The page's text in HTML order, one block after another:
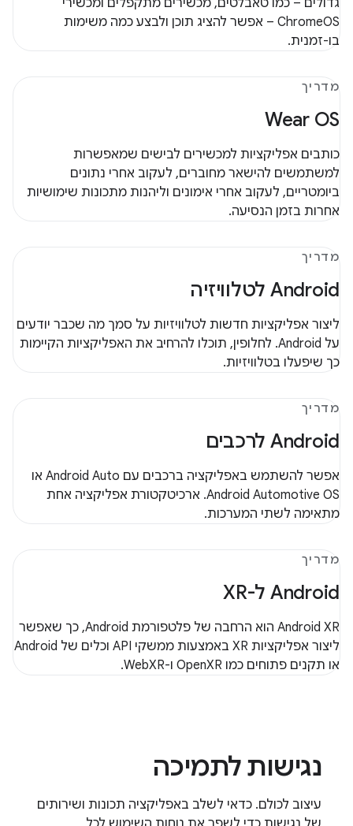
גדולים – כמו טאבלטים, מכשירים מתקפלים ומכשירי
ChromeOS – אפשר להציג תוכן ולבצע כמה משימות
בו-זמנית.
מדריך
Wear OS
כותבים אפליקציות למכשירים לבישים שמאפשרות
למשתמשים להישאר מחוברים, לעקוב אחרי נתונים
ביומטריים, לעקוב אחרי אימונים וליהנות מתכונות שימושיות
אחרות בזמן הנסיעה.
מדריך
Android לטלוויזיה
ליצור אפליקציות חדשות לטלוויזיות על סמך מה שכבר יודעים
על Android. לחלופין, תוכלו להרחיב את האפליקציות הקיימות
כך שיפעלו בטלוויזיות.
מדריך
‫Android לרכבים
אפשר להשתמש באפליקציה ברכבים עם Android Auto או
Android Automotive OS. ארכיטקטורת אפליקציה אחת
מתאימה לשתי המערכות.
מדריך
‫Android ל-XR
‫Android XR הוא הרחבה של פלטפורמת Android, כך שאפשר
ליצור אפליקציות XR באמצעות ממשקי API וכלים של Android
או תקנים פתוחים כמו OpenXR ו-WebXR.
נגישות לתמיכה
עיצוב לכולם. כדאי לשלב באפליקציה תכונות ושירותים